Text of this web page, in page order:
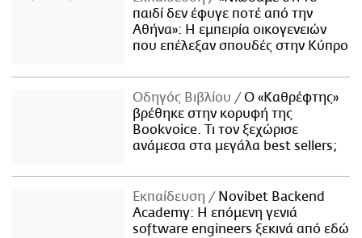
παιδί δεν έφυγε ποτέ από την
Αθήνα»: Η εμπειρία οικογενειών
που επέλεξαν σπουδές στην Κύπρο
Οδηγός Βιβλίου
Ο «Καθρέφτης»
βρέθηκε στην κορυφή της
Bookvoice. Τι τον ξεχώρισε
ανάμεσα στα μεγάλα best sellers;
Εκπαίδευση
Novibet Backend
Academy: Η επόμενη γενιά
software engineers ξεκινά από εδώ